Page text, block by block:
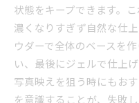
状態をキープできます。
濃くなりすぎず自然な仕
ウダーで全体のベースを
い、最後にジェルで仕上
写真映えを狙う時にもお
を意識することが、失敗